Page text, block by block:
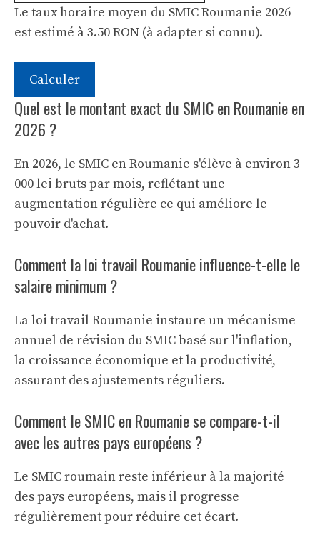
Le taux horaire moyen du SMIC Roumanie 2026
est estimé à 3.50 RON (à adapter si connu).
Calculer
Quel est le montant exact du SMIC en Roumanie en
2026 ?
En 2026, le SMIC en Roumanie s'élève à environ 3
000 lei bruts par mois, reflétant une
augmentation régulière ce qui améliore le
pouvoir d'achat.
Comment la loi travail Roumanie influence-t-elle le
salaire minimum ?
La loi travail Roumanie instaure un mécanisme
annuel de révision du SMIC basé sur l'inflation,
la croissance économique et la productivité,
assurant des ajustements réguliers.
Comment le SMIC en Roumanie se compare-t-il
avec les autres pays européens ?
Le SMIC roumain reste inférieur à la majorité
des pays européens, mais il progresse
régulièrement pour réduire cet écart.